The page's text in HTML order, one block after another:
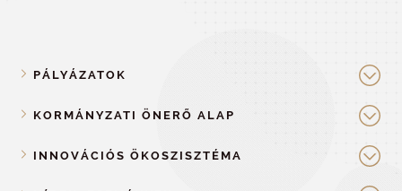
PÁLYÁZATOK
KORMÁNYZATI ÖNERŐ ALAP
INNOVÁCIÓS ÖKOSZISZTÉMA